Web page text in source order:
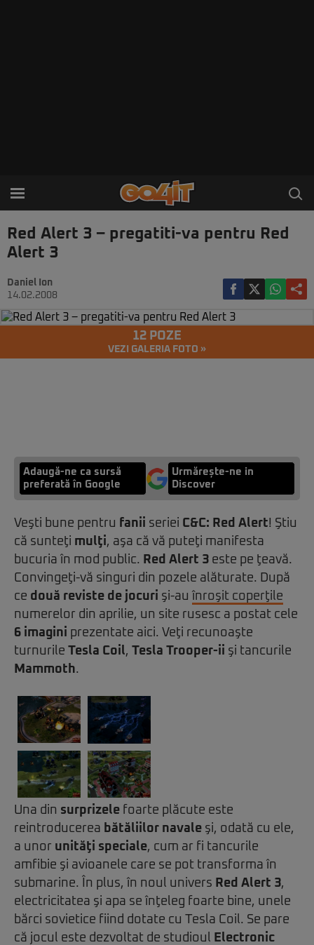
Red Alert 3 – pregatiti-va pentru Red
Alert 3
Daniel Ion
14.02.2008
12 POZE
VEZI GALERIA FOTO »
Adaugă-ne ca sursă
preferată în Google
Urmărește-ne in
Discover
Veşti bune pentru fanii seriei C&C: Red Alert! Ştiu
că sunteţi mulţi, aşa că vă puteţi manifesta
bucuria în mod public. Red Alert 3 este pe ţeavă.
Convingeţi-vă singuri din pozele alăturate. După
ce două reviste de jocuri şi-au înroşit coperţile
numerelor din aprilie, un site rusesc a postat cele
6 imagini prezentate aici. Veţi recunoaşte
turnurile Tesla Coil, Tesla Trooper-ii şi tancurile
Mammoth.
Una din surprizele foarte plăcute este
reintroducerea bătăliilor navale şi, odată cu ele,
a unor unităţi speciale, cum ar fi tancurile
amfibie şi avioanele care se pot transforma în
submarine. În plus, în noul univers Red Alert 3,
electricitatea şi apa se înţeleg foarte bine, unele
bărci sovietice fiind dotate cu Tesla Coil. Se pare
că jocul este dezvoltat de studioul Electronic